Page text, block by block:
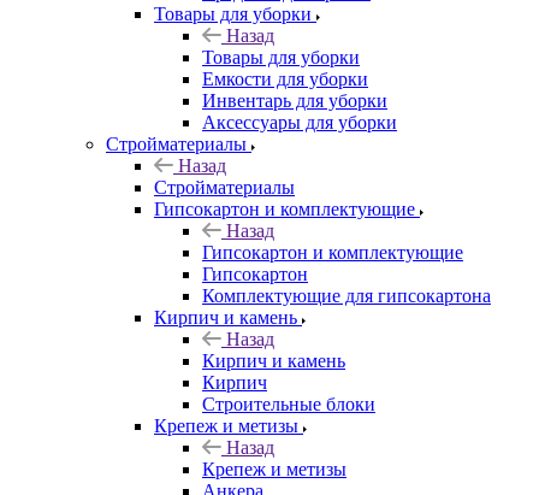
Товары для уборки
Назад
Товары для уборки
Емкости для уборки
Инвентарь для уборки
Аксессуары для уборки
Стройматериалы
Назад
Стройматериалы
Гипсокартон и комплектующие
Назад
Гипсокартон и комплектующие
Гипсокартон
Комплектующие для гипсокартона
Кирпич и камень
Назад
Кирпич и камень
Кирпич
Строительные блоки
Крепеж и метизы
Назад
Крепеж и метизы
Анкера